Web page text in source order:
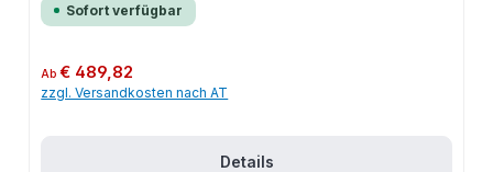
Sofort verfügbar
Regulärer Preis:
Ab€ 489,82
zzgl. Versandkosten nach AT
Details